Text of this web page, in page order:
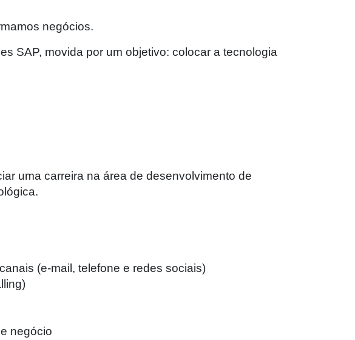
negócios.
SAP, movida por um objetivo: colocar a tecnologia
uma carreira na área de desenvolvimento de
(e-mail, telefone e redes sociais)
negócio